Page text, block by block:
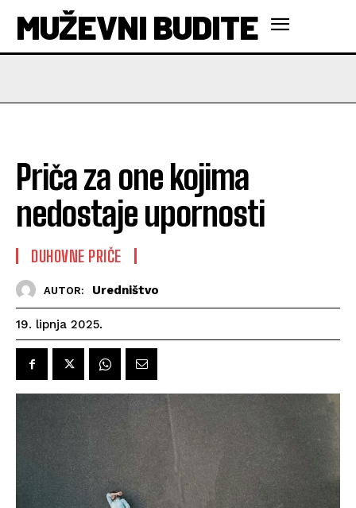
MUŽEVNI BUDITE
Priča za one kojima
nedostaje upornosti
DUHOVNE PRIČE
AUTOR: Uredništvo
19. lipnja 2025.